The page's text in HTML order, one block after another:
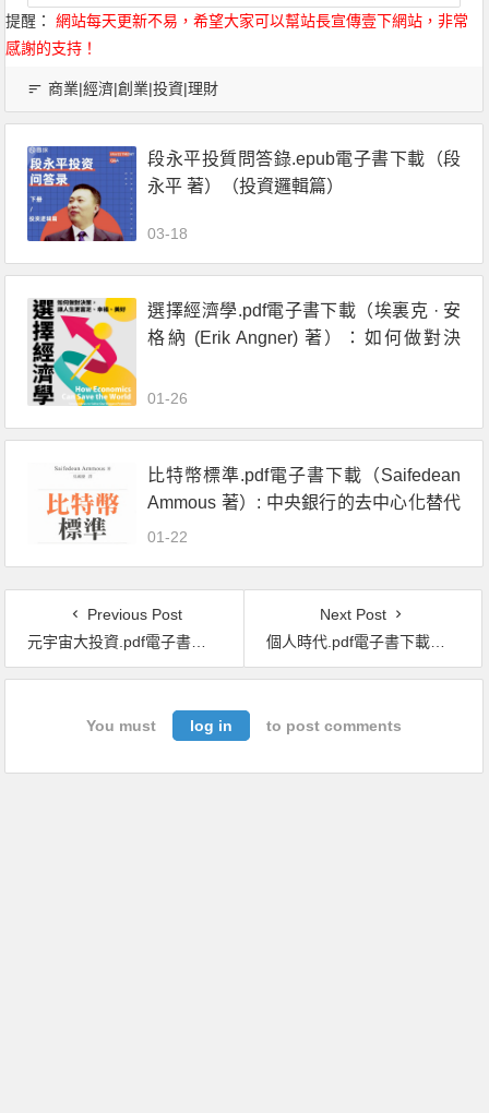
提醒：
網站每天更新不易，希望大家可以幫站長宣傳壹下網站，非常
感謝的支持！
商業|經濟|創業|投資|理財
段永平投質問答錄.epub電子書下載（段
永平 著）（投資邏輯篇）
03-18
選擇經濟學.pdf電子書下載（埃裏克 · 安
格納 (Erik Angner) 著）：如何做對決
01-26
比特幣標準.pdf電子書下載（Saifedean
Ammous 著）: 中央銀行的去中心化替代
方案
01-22
Previous Post
元宇宙大投資.pdf電子書下載 (焦娟、易歡歡、毛永豐 著)
Next Post
個人時代.pdf電子書下載（宋吉永 著）：不能只是去做，重點是你「想」怎麼做
You must log in to post comments